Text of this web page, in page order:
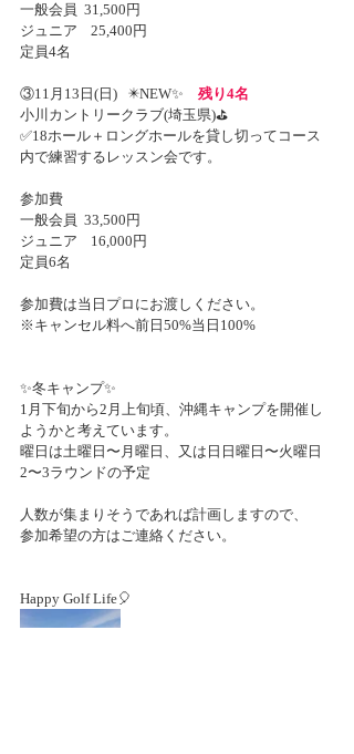
一般会員  31,500円
ジュニア    25,400円
定員4名
③11月13日(日)   ✴️NEW✨ 残り4名
小川カントリークラブ(埼玉県)⛳️
✅18ホール＋ロングホールを貸し切ってコース
内で練習するレッスン会です。
参加費
一般会員  33,500円
ジュニア    16,000円
定員6名
参加費は当日プロにお渡しください。
※キャンセル料へ前日50%当日100%
✨冬キャンプ✨
1月下旬から2月上旬頃、沖縄キャンプを開催し
ようかと考えています。
曜日は土曜日〜月曜日、又は日日曜日〜火曜日
2〜3ラウンドの予定
人数が集まりそうであれば計画しますので、
参加希望の方はご連絡ください。
Happy Golf Life🎈